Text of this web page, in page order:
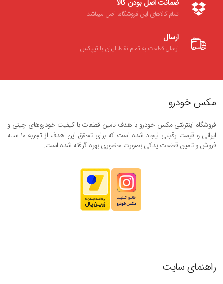
ضمانت اصل بودن کالا
تمام کالاهای این فروشگاه، اصل میباشد
ارسال
ارسال قطعات به تمام نقاط ایران با تیپاکس
مکس خودرو
فروشگاه اینترنتی مکس خودرو با هدف تامین قطعات با کیفیت خودروهای چینی و
ایرانی و قیمت رقابتی ایجاد شده است که برای تحقق این هدف از تجربه ۱۰ ساله
فروش و تامین قطعات یدکی بصورت حضوری بهره گرفته شده است.
راهنمای سایت